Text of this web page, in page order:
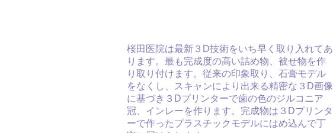
桜田医院は最新３D技術をいち早く取り入れてあ
ります。最も完成度の高い詰め物、被せ物を作
り取り付けます。従来の印象取り、石膏モデル
をなくし、スキャンにより出来る精密な３D画像
に基づき３Dプリンターで歯の色のジルコニア
冠、インレーを作ります。完成物は３Dプリンタ
ーで作ったプラスチックモデルにはめ込んで丁